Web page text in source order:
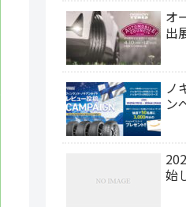
オ
出
ノ
ン
始